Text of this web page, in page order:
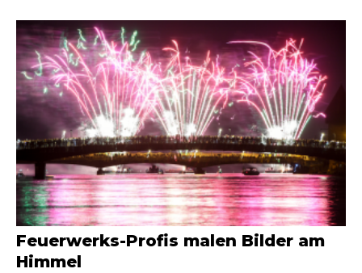
Feuerwerks-Profis malen Bilder am
Himmel